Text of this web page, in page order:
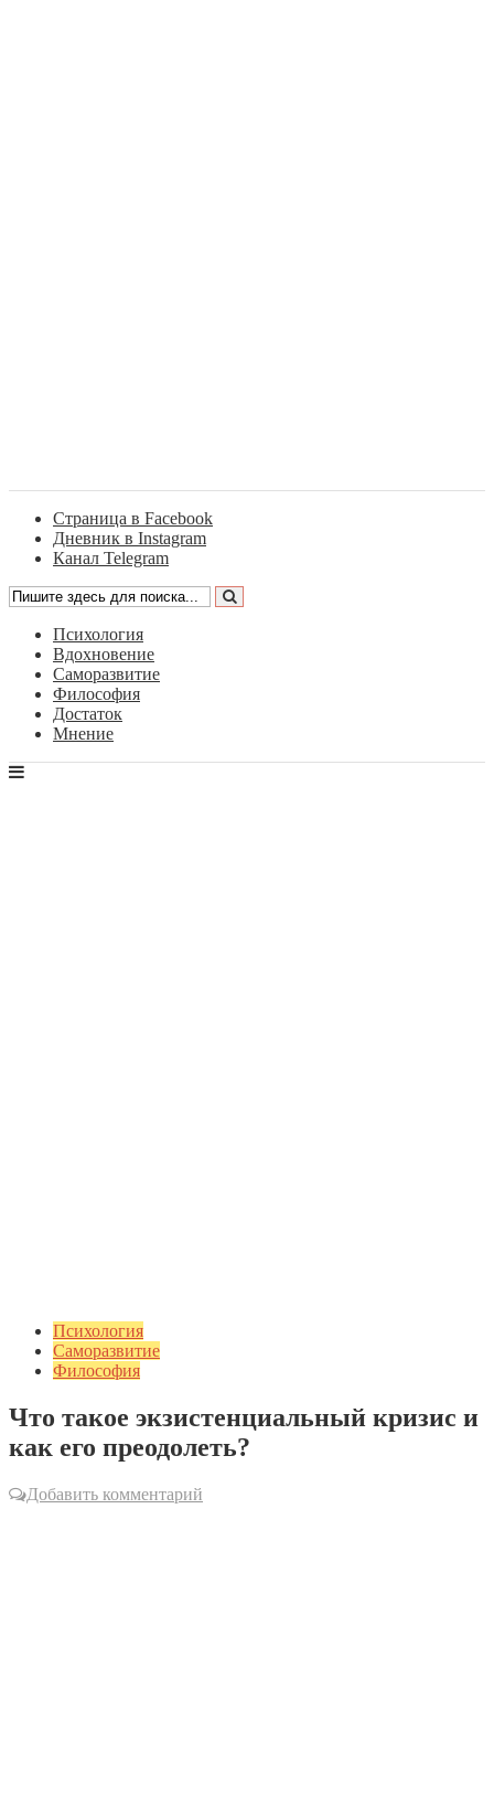
Страница в Facebook
Дневник в Instagram
Канал Telegram
Психология
Вдохновение
Саморазвитие
Философия
Достаток
Мнение
Психология
Саморазвитие
Философия
Что такое экзистенциальный кризис и
как его преодолеть?
Добавить комментарий